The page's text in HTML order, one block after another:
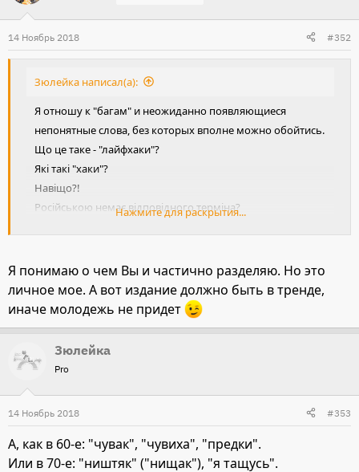
14 Ноябрь 2018 #352
Зюлейка написал(а):
Я отношу к "багам" и неожиданно появляющиеся
непонятные слова, без которых вполне можно обойтись.
Що це таке - "лайфхаки"?
Які такі "хаки"?
Навіщо?!
Російською немає відповідного терміна?
"лайфхаки" завелись на русскоязычном форуме?
Написание кириллицей не спасает, всё равно непонятно.
Ещё попробуй, кстати, найти значение через Гугл-
переводчик, если туда надо вставить родное, английское
написание.
Нажмите для раскрытия...
Я понимаю о чем Вы и частично разделяю. Но это
личное мое. А вот издание должно быть в тренде,
иначе молодежь не придет
Зюлейка
Pro
14 Ноябрь 2018 #353
А, как в 60-е: "чувак", "чувиха", "предки".
Или в 70-е: "ништяк" ("нищак"), "я тащусь".